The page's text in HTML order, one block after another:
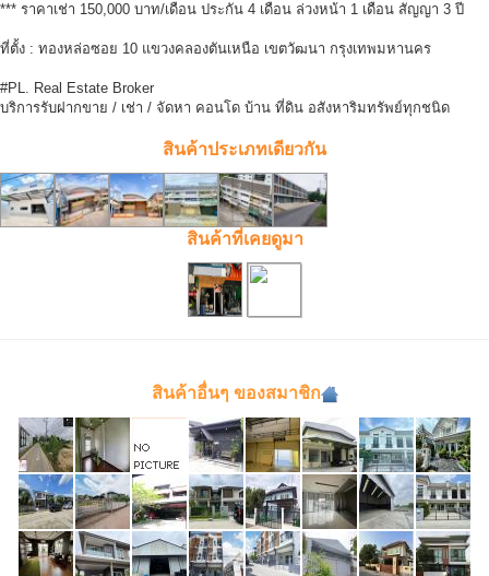
*** ราคาเช่า 150,000 บาท/เดือน ประกัน 4 เดือน ล่วงหน้า 1 เดือน สัญญา 3 ปี
ที่ตั้ง : ทองหล่อซอย 10 แขวงคลองตันเหนือ เขตวัฒนา กรุงเทพมหานคร
#PL. Real Estate Broker
บริการรับฝากขาย / เช่า / จัดหา คอนโด บ้าน ที่ดิน อสังหาริมทรัพย์ทุกชนิด
สินค้าประเภทเดียวกัน
สินค้าที่เคยดูมา
สินค้าอื่นๆ ของสมาชิก